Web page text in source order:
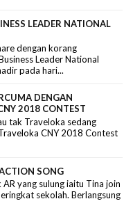
LEADER NATIONAL
dengan korang
Leader National
pada hari...
DENGAN
2018 CONTEST
tak Traveloka sedang
CNY 2018 Contest
SONG
yang sulung iaitu Tina join
sekolah. Berlangsung